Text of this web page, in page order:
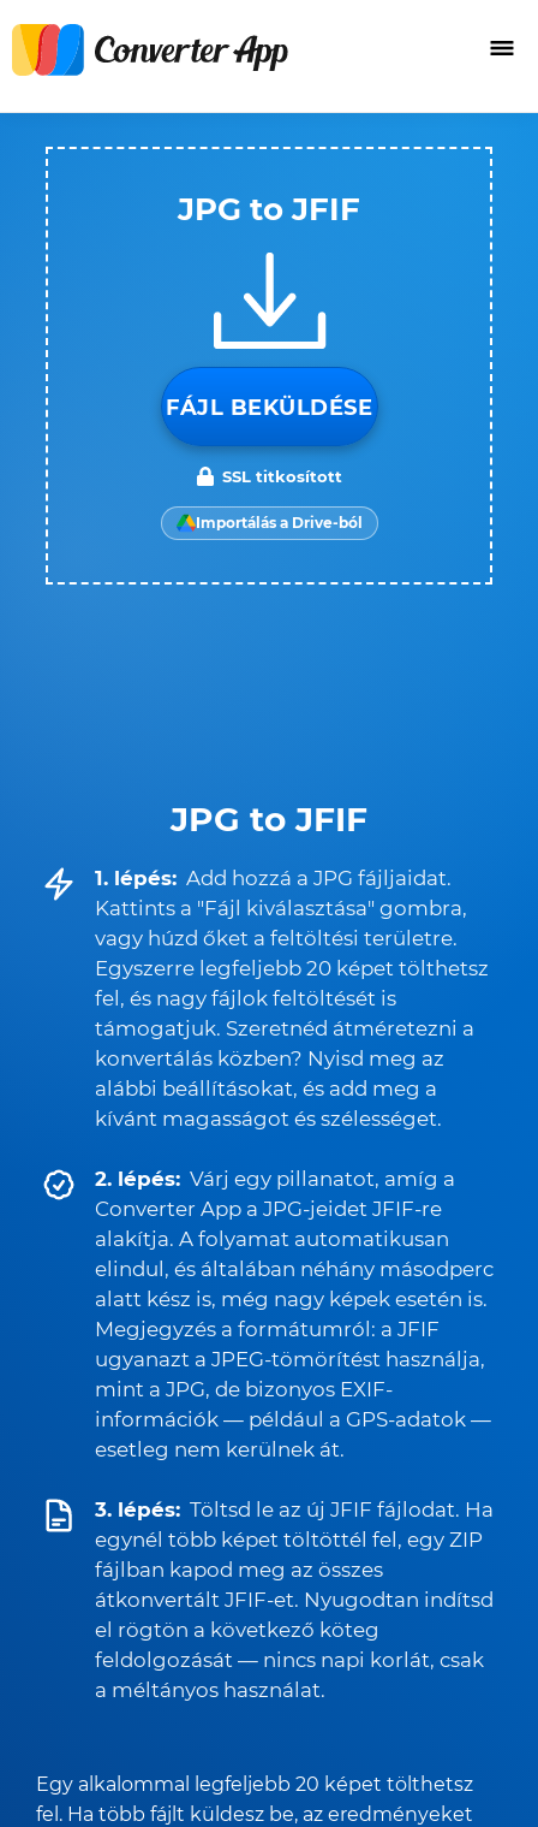
JPG to JFIF
1. lépés: Add hozzá a JPG fájljaidat.
Kattints a "Fájl kiválasztása" gombra,
vagy húzd őket a feltöltési területre.
Egyszerre legfeljebb 20 képet tölthetsz
fel, és nagy fájlok feltöltését is
támogatjuk. Szeretnéd átméretezni a
konvertálás közben? Nyisd meg az
alábbi beállításokat, és add meg a
kívánt magasságot és szélességet.
2. lépés: Várj egy pillanatot, amíg a
Converter App a JPG-jeidet JFIF-re
alakítja. A folyamat automatikusan
elindul, és általában néhány másodperc
alatt kész is, még nagy képek esetén is.
Megjegyzés a formátumról: a JFIF
ugyanazt a JPEG-tömörítést használja,
mint a JPG, de bizonyos EXIF-
információk — például a GPS-adatok —
esetleg nem kerülnek át.
3. lépés: Töltsd le az új JFIF fájlodat. Ha
egynél több képet töltöttél fel, egy ZIP
fájlban kapod meg az összes
átkonvertált JFIF-et. Nyugodtan indítsd
el rögtön a következő köteg
feldolgozását — nincs napi korlát, csak
a méltányos használat.
Egy alkalommal legfeljebb 20 képet tölthetsz
fel. Ha több fájlt küldesz be, az eredményeket
JPG to JFIF
FÁJL BEKÜLDÉSE
SSL titkosított
Importálás a Drive-ból